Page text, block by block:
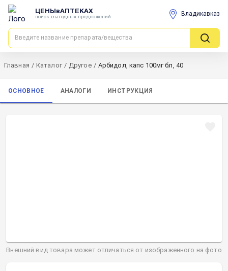
ЦЕНЫвАПТЕКАХ
поиск выгодных предложений Владикавказ
Главная / Каталог / Другое / Арбидол, капс 100мг бл, 40
ОСНОВНОЕ АНАЛОГИ ИНСТРУКЦИЯ
Внешний вид товара может отличаться от изображенного на фото